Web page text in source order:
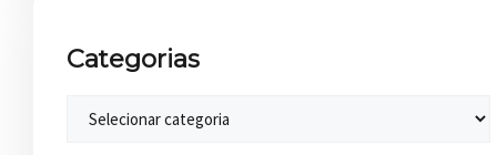
Categorias